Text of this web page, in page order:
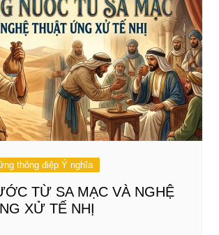
thông điệp Ý nghĩa
TỪ SA MẠC VÀ NGHỆ
XỬ TẾ NHỊ